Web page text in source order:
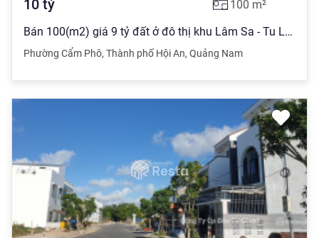
10 tỷ 100 m²
Bán 100(m2) giá 9 tỷ đất ở đô thị khu Lâm Sa - Tu Lễ, Cẩm Phô, Hội An
Phường Cẩm Phô, Thành phố Hội An, Quảng Nam